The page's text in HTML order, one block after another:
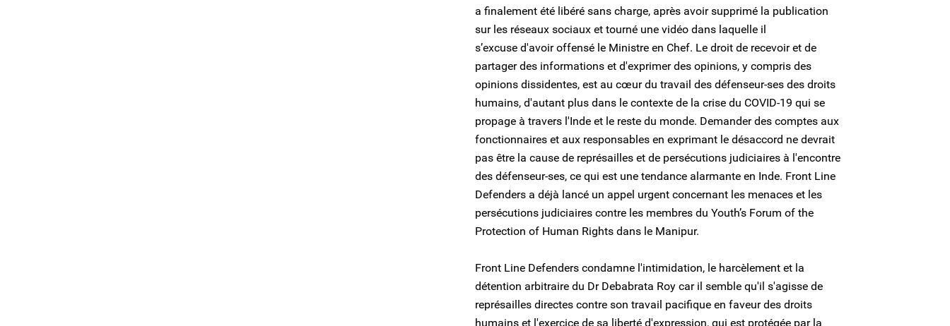
a finalement été libéré sans charge, après avoir supprimé la publication
sur les réseaux sociaux et tourné une vidéo dans laquelle il
s’excuse d'avoir offensé le Ministre en Chef. Le droit de recevoir et de
partager des informations et d'exprimer des opinions, y compris des
opinions dissidentes, est au cœur du travail des défenseur-ses des droits
humains, d'autant plus dans le contexte de la crise du COVID-19 qui se
propage à travers l'Inde et le reste du monde. Demander des comptes aux
fonctionnaires et aux responsables en exprimant le désaccord ne devrait
pas être la cause de représailles et de persécutions judiciaires à l'encontre
des défenseur-ses, ce qui est une tendance alarmante en Inde. Front Line
Defenders a déjà lancé un appel urgent concernant les menaces et les
persécutions judiciaires contre les membres du Youth’s Forum of the
Protection of Human Rights dans le Manipur.
Front Line Defenders condamne l'intimidation, le harcèlement et la
détention arbitraire du Dr Debabrata Roy car il semble qu'il s'agisse de
représailles directes contre son travail pacifique en faveur des droits
humains et l'exercice de sa liberté d'expression, qui est protégée par la